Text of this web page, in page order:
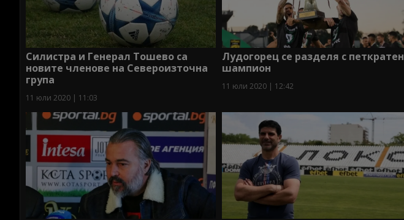
Силистра и Генерал Тошево са
новите членове на Североизточна
група
11 юли 2020 | 11:03
Лудогорец се разделя с петкратен
шампион
11 юли 2020 | 12:42